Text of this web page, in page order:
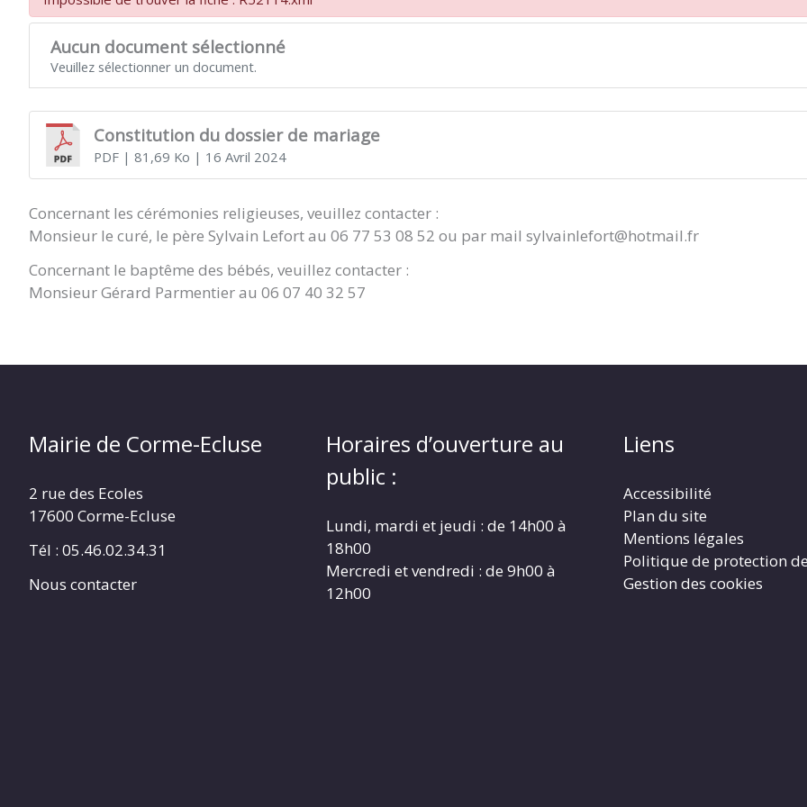
Aucun document sélectionné
Veuillez sélectionner un document.
Constitution du dossier de mariage
PDF| 81,69 Ko | 16 Avril 2024
Concernant les cérémonies religieuses, veuillez contacter :
Monsieur le curé, le père Sylvain Lefort au 06 77 53 08 52 ou par mail sylvainlefort@hotmail.fr
Concernant le baptême des bébés, veuillez contacter :
Monsieur Gérard Parmentier au 06 07 40 32 57
Mairie de Corme-Ecluse
2 rue des Ecoles
17600 Corme-Ecluse
Tél : 05.46.02.34.31
Nous contacter
Horaires d’ouverture au
public :
Lundi, mardi et jeudi : de 14h00 à
18h00
Mercredi et vendredi : de 9h00 à
12h00
Liens
Accessibilité
Plan du site
Mentions légales
Politique de protection
Gestion des cookies